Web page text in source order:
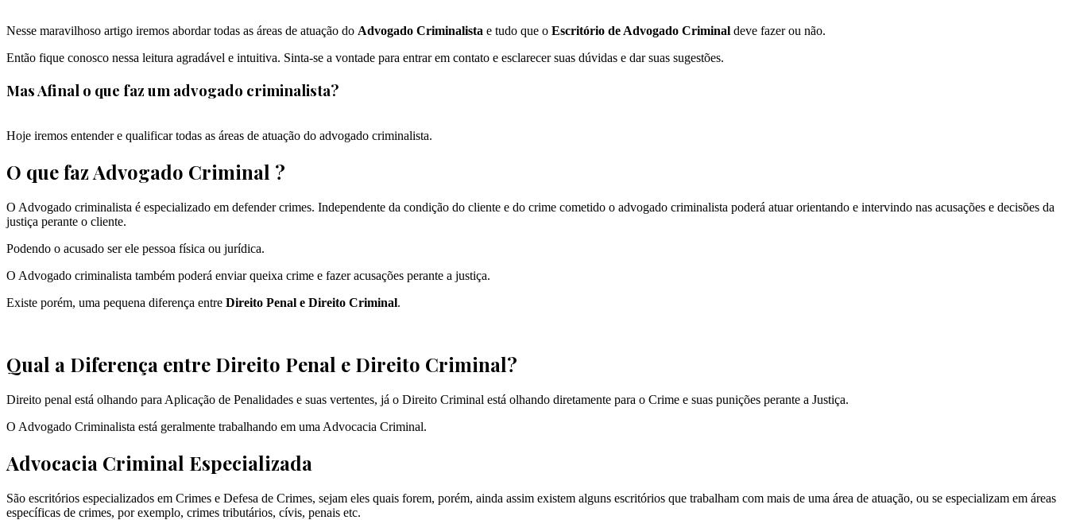
Nesse maravilhoso artigo iremos abordar todas as áreas de atuação do Advogado Criminalista e tudo que o Escritório de Advogado Criminal deve fazer ou não.
Então fique conosco nessa leitura agradável e intuitiva. Sinta-se a vontade para entrar em contato e esclarecer suas dúvidas e dar suas sugestões.
Mas Afinal o que faz um advogado criminalista?
Hoje iremos entender e qualificar todas as áreas de atuação do advogado criminalista.
O que faz Advogado Criminal ?
O Advogado criminalista é especializado em defender crimes. Independente da condição do cliente e do crime cometido o advogado criminalista poderá atuar orientando e intervindo nas acusações e decisões da
justiça perante o cliente.
Podendo o acusado ser ele pessoa física ou jurídica.
O Advogado criminalista também poderá enviar queixa crime e fazer acusações perante a justiça.
Existe porém, uma pequena diferença entre Direito Penal e Direito Criminal.
Qual a Diferença entre Direito Penal e Direito Criminal?
Direito penal está olhando para Aplicação de Penalidades e suas vertentes, já o Direito Criminal está olhando diretamente para o Crime e suas punições perante a Justiça.
O Advogado Criminalista está geralmente trabalhando em uma Advocacia Criminal.
Advocacia Criminal Especializada
São escritórios especializados em Crimes e Defesa de Crimes, sejam eles quais forem, porém, ainda assim existem alguns escritórios que trabalham com mais de uma área de atuação, ou se especializam em áreas
específicas de crimes, por exemplo, crimes tributários, cívis, penais etc.